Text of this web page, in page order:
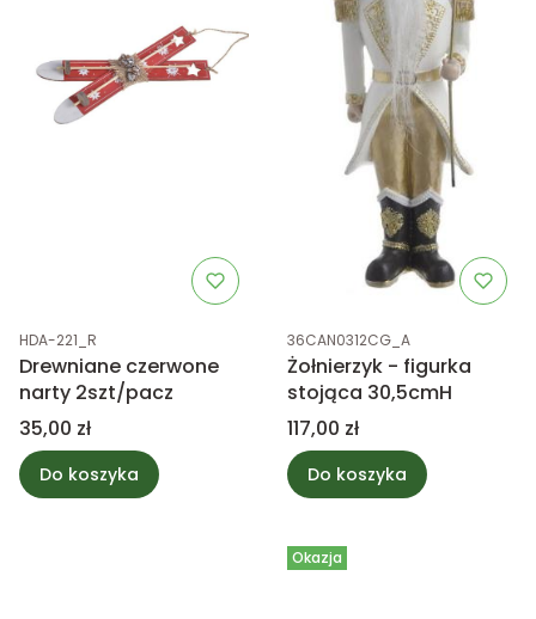
Kod produktu
HDA-221_R
Drewniane czerwone
narty 2szt/pacz
Cena
35,00 zł
Do koszyka
Kod produktu
36CAN0312CG_A
Żołnierzyk - figurka
stojąca 30,5cmH
Cena
117,00 zł
Do koszyka
Okazja